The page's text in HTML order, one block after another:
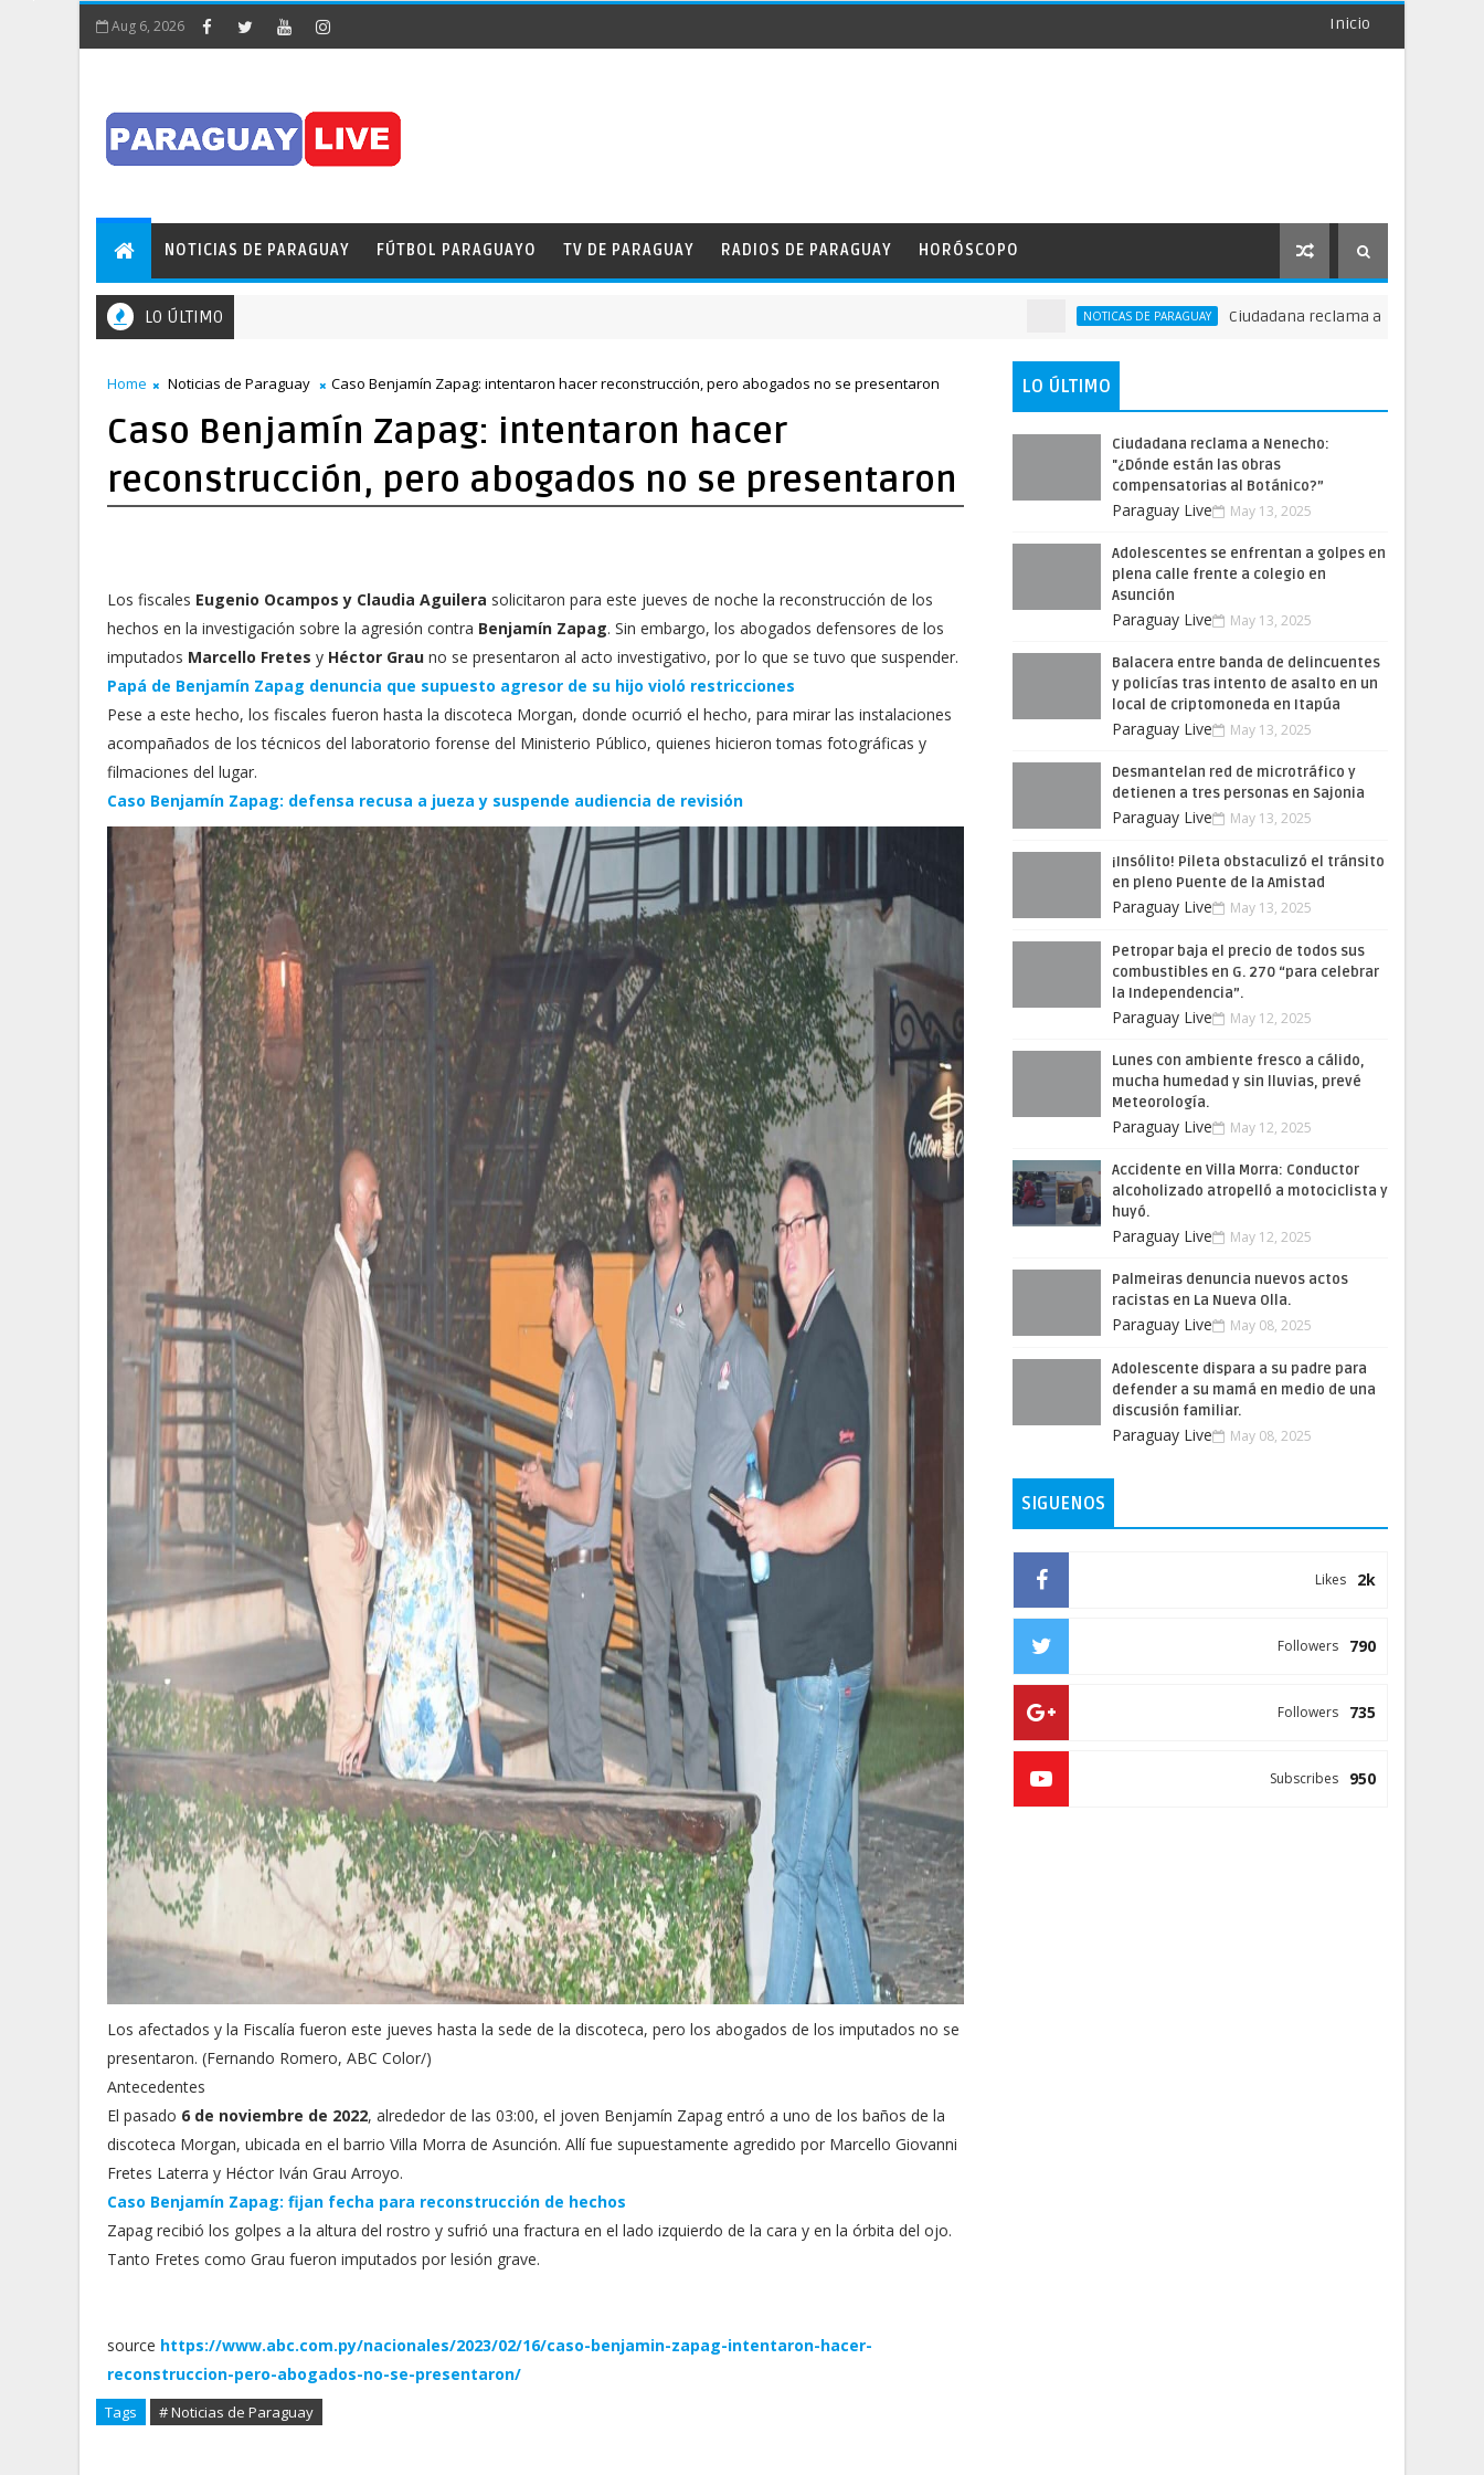
Aug 6, 2026 Inicio
NOTICIAS DE PARAGUAY FÚTBOL PARAGUAYO TV DE PARAGUAY RADIOS DE PARAGUAY HORÓSCOPO
LO ÚLTIMO NOTICAS DE PARAGUAY Ciudadana reclama a Nenecho: "¿Dónde
Home Noticias de Paraguay Caso Benjamín Zapag: intentaron hacer reconstrucción, pero abogados no se presentaron
Caso Benjamín Zapag: intentaron hacer
reconstrucción, pero abogados no se presentaron
Los fiscales Eugenio Ocampos y Claudia Aguilera solicitaron para este jueves de noche la reconstrucción de los
hechos en la investigación sobre la agresión contra Benjamín Zapag. Sin embargo, los abogados defensores de los
imputados Marcello Fretes y Héctor Grau no se presentaron al acto investigativo, por lo que se tuvo que suspender.
Papá de Benjamín Zapag denuncia que supuesto agresor de su hijo violó restricciones
Pese a este hecho, los fiscales fueron hasta la discoteca Morgan, donde ocurrió el hecho, para mirar las instalaciones
acompañados de los técnicos del laboratorio forense del Ministerio Público, quienes hicieron tomas fotográficas y
filmaciones del lugar.
Caso Benjamín Zapag: defensa recusa a jueza y suspende audiencia de revisión
Los afectados y la Fiscalía fueron este jueves hasta la sede de la discoteca, pero los abogados de los imputados no se
presentaron. (Fernando Romero, ABC Color/)
Antecedentes
El pasado 6 de noviembre de 2022, alrededor de las 03:00, el joven Benjamín Zapag entró a uno de los baños de la
discoteca Morgan, ubicada en el barrio Villa Morra de Asunción. Allí fue supuestamente agredido por Marcello Giovanni
Fretes Laterra y Héctor Iván Grau Arroyo.
Caso Benjamín Zapag: fijan fecha para reconstrucción de hechos
Zapag recibió los golpes a la altura del rostro y sufrió una fractura en el lado izquierdo de la cara y en la órbita del ojo.
Tanto Fretes como Grau fueron imputados por lesión grave.
source https://www.abc.com.py/nacionales/2023/02/16/caso-benjamin-zapag-intentaron-hacer-
reconstruccion-pero-abogados-no-se-presentaron/
Tags # Noticias de Paraguay
LO ÚLTIMO
Ciudadana reclama a Nenecho:
"¿Dónde están las obras
compensatorias al Botánico?”
Paraguay Live May 13, 2025
Adolescentes se enfrentan a golpes en
plena calle frente a colegio en
Asunción
Paraguay Live May 13, 2025
Balacera entre banda de delincuentes
y policías tras intento de asalto en un
local de criptomoneda en Itapúa
Paraguay Live May 13, 2025
Desmantelan red de microtráfico y
detienen a tres personas en Sajonia
Paraguay Live May 13, 2025
¡Insólito! Pileta obstaculizó el tránsito
en pleno Puente de la Amistad
Paraguay Live May 13, 2025
Petropar baja el precio de todos sus
combustibles en G. 270 “para celebrar
la Independencia”.
Paraguay Live May 12, 2025
Lunes con ambiente fresco a cálido,
mucha humedad y sin lluvias, prevé
Meteorología.
Paraguay Live May 12, 2025
Accidente en Villa Morra: Conductor
alcoholizado atropelló a motociclista y
huyó.
Paraguay Live May 12, 2025
Palmeiras denuncia nuevos actos
racistas en La Nueva Olla.
Paraguay Live May 08, 2025
Adolescente dispara a su padre para
defender a su mamá en medio de una
discusión familiar.
Paraguay Live May 08, 2025
SIGUENOS
2k
Likes
790
Followers
735
Followers
950
Subscribes